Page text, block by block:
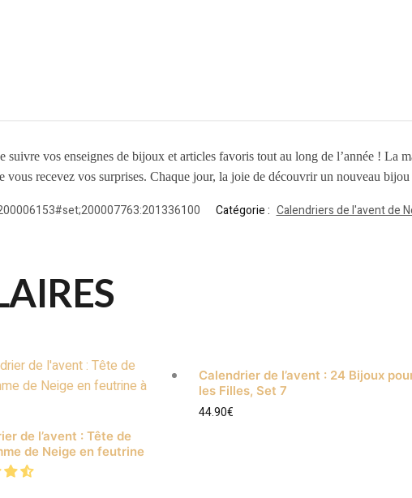
suivre vos enseignes de bijoux et articles favoris tout au long de l’année ! La
vous recevez vos surprises. Chaque jour, la joie de découvrir un nouveau
Catégorie : Calendriers de l'avent de
de l’avent : Tête de
de Neige en feutrine
Calendrier de l’avent : 24 Bijoux
les Filles, Set 7
44.90€